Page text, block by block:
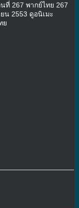
ที่ 267 พากย์ไทย 267
น 2553 ดูอนิเมะ
ย